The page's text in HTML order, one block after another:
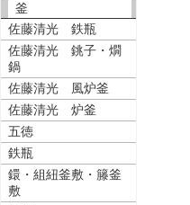
釜
佐藤清光 鉄瓶
佐藤清光 銚子・燗
鍋
佐藤清光 風炉釜
佐藤清光 炉釜
五徳
鉄瓶
鐶・組紐釜敷・籐釜
敷